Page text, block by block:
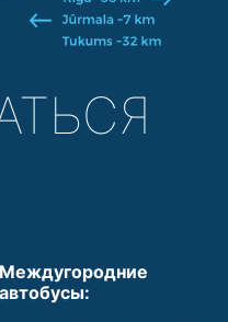
Междугородние
автобусы: